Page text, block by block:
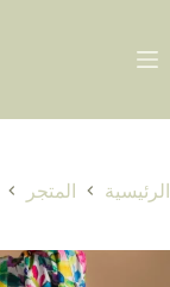
المحتوى
الرئيسية المتجر